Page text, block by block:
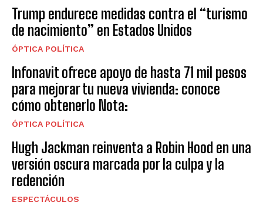
Trump endurece medidas contra el “turismo
de nacimiento” en Estados Unidos
ÓPTICA POLÍTICA
Infonavit ofrece apoyo de hasta 71 mil pesos
para mejorar tu nueva vivienda: conoce
cómo obtenerlo Nota:
ÓPTICA POLÍTICA
Hugh Jackman reinventa a Robin Hood en una
versión oscura marcada por la culpa y la
redención
ESPECTÁCULOS